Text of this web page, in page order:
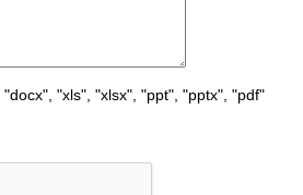
"xls", "xlsx", "ppt", "pptx", "pdf"